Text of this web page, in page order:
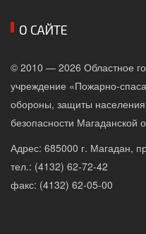
О САЙТЕ
© 2010 — 2026 Областное
учреждение «Пожарно-
обороны, защиты
безопасности Магаданской
Адрес: 685000 г. Магадан,
тел.: (4132) 62-72-42
факс: (4132) 62-05-00